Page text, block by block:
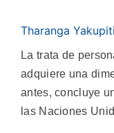
Tharanga
La trata de
adquiere una
antes, concluye
las Naciones